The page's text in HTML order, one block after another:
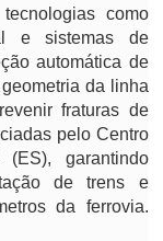
como
e sistemas de
automática de
da linha
fraturas de
pelo Centro
garantindo
de trens e
da ferrovia.